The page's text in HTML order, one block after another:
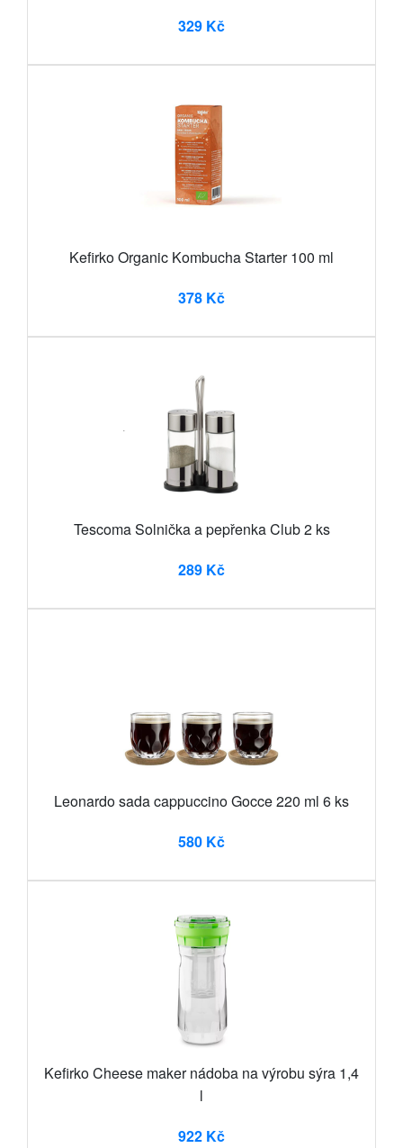
329 Kč
Kefirko Organic Kombucha Starter 100 ml
378 Kč
Tescoma Solnička a pepřenka Club 2 ks
289 Kč
Leonardo sada cappuccino Gocce 220 ml 6 ks
580 Kč
Kefirko Cheese maker nádoba na výrobu sýra 1,4
l
922 Kč